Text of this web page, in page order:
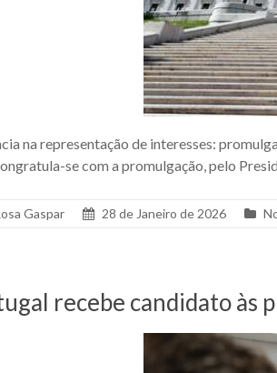
na representação de interesses:
se com a promulgação, pelo
Gaspar 28 de Janeiro de 2026
recebe candidato às